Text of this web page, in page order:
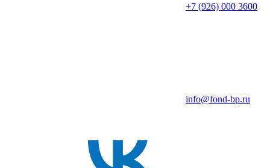
+7 (926) 000 3600
info@fond-bp.ru